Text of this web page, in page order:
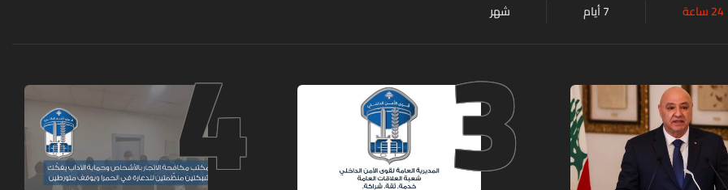
24 ساعة 7 أيام شهر
3
4